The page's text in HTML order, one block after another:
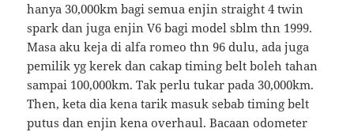
hanya 30,000km bagi semua enjin straight 4 twin
spark dan juga enjin V6 bagi model sblm thn 1999.
Masa aku keja di alfa romeo thn 96 dulu, ada juga
pemilik yg kerek dan cakap timing belt boleh tahan
sampai 100,000km. Tak perlu tukar pada 30,000km.
Then, keta dia kena tarik masuk sebab timing belt
putus dan enjin kena overhaul. Bacaan odometer